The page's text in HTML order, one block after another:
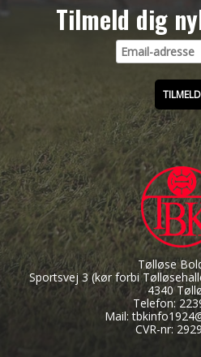
Tilmeld dig
Tølløse
Sportsvej 3(kør forbi
4340
Telefon:
Mail:
CVR-nr: